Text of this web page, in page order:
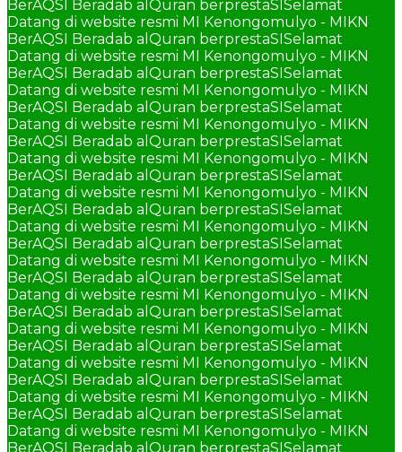
BerAQSI Beradab alQuran berprestaSISelamat
Datang di website resmi MI Kenongomulyo - MIKN
BerAQSI Beradab alQuran berprestaSISelamat
Datang di website resmi MI Kenongomulyo - MIKN
BerAQSI Beradab alQuran berprestaSISelamat
Datang di website resmi MI Kenongomulyo - MIKN
BerAQSI Beradab alQuran berprestaSISelamat
Datang di website resmi MI Kenongomulyo - MIKN
BerAQSI Beradab alQuran berprestaSISelamat
Datang di website resmi MI Kenongomulyo - MIKN
BerAQSI Beradab alQuran berprestaSISelamat
Datang di website resmi MI Kenongomulyo - MIKN
BerAQSI Beradab alQuran berprestaSISelamat
Datang di website resmi MI Kenongomulyo - MIKN
BerAQSI Beradab alQuran berprestaSISelamat
Datang di website resmi MI Kenongomulyo - MIKN
BerAQSI Beradab alQuran berprestaSISelamat
Datang di website resmi MI Kenongomulyo - MIKN
BerAQSI Beradab alQuran berprestaSISelamat
Datang di website resmi MI Kenongomulyo - MIKN
BerAQSI Beradab alQuran berprestaSISelamat
Datang di website resmi MI Kenongomulyo - MIKN
BerAQSI Beradab alQuran berprestaSISelamat
Datang di website resmi MI Kenongomulyo - MIKN
BerAQSI Beradab alQuran berprestaSISelamat
Datang di website resmi MI Kenongomulyo - MIKN
BerAQSI Beradab alQuran berprestaSISelamat